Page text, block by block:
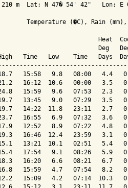
m  Lat: N 47� 54' 42"   Lon: E
Temperature (�C), Rain
Heat
Deg
High   Time   Low    Time   Days
15:58   9.8   08:00   4.4
16:12  10.6   00:00   3.5
15:59   9.6   07:53   2.3
13:45   9.0   07:29   3.5
14:22  11.8   23:11   2.7
16:55   6.9   07:32   3.6
12:52   8.9   07:22   4.8
16:46  12.4   23:59   3.1
13:21  10.1   02:51   5.4
17:54   9.1   08:26   5.9
16:20   6.6   08:21   6.7
15:59   4.7   07:54   8.2
15:09   4.2   07:14  10.3